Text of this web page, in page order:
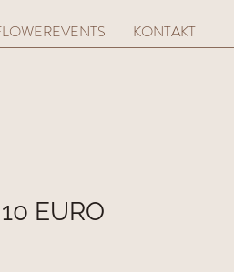
KONTAKT
EURO